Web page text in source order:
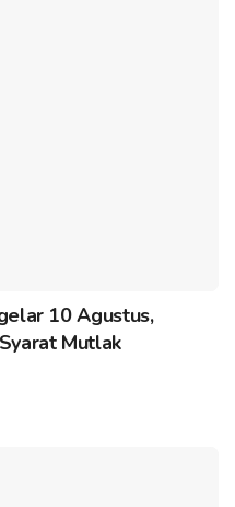
10 Agustus,
Mutlak